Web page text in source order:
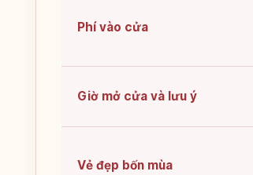
Phí vào cửa
Giờ mở cửa và lưu ý
Vẻ đẹp bốn mùa